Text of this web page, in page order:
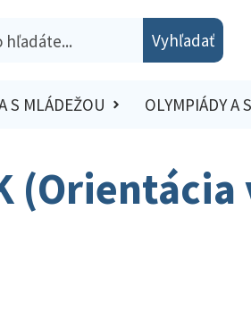
Vyhľadať
S MLÁDEŽOU OLYMPIÁDY A
(Orientácia